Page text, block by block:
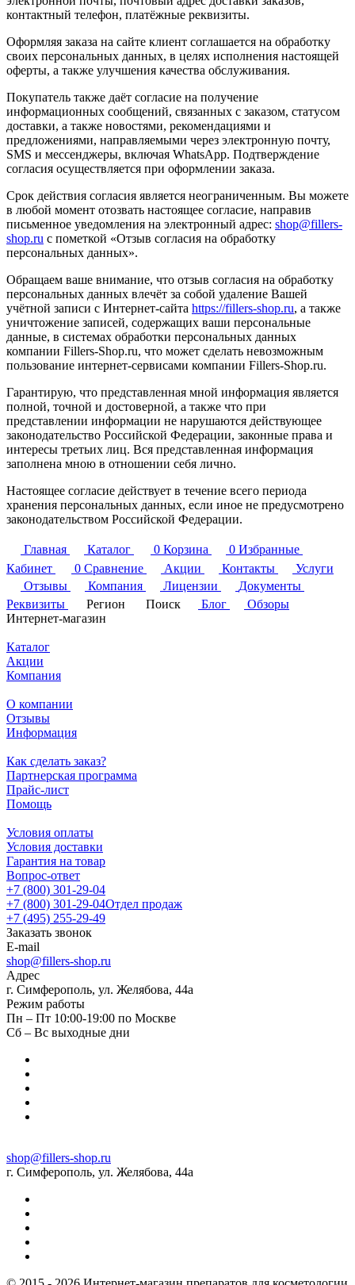
контактный телефон, платёжные реквизиты.
Оформляя заказа на сайте клиент соглашается на обработку
своих персональных данных, в целях исполнения настоящей
оферты, а также улучшения качества обслуживания.
Покупатель также даёт согласие на получение
информационных сообщений, связанных с заказом, статусом
доставки, а также новостями, рекомендациями и
предложениями, направляемыми через электронную почту,
SMS и мессенджеры, включая WhatsApp. Подтверждение
согласия осуществляется при оформлении заказа.
Срок действия согласия является неограниченным. Вы можете
в любой момент отозвать настоящее согласие, направив
письменное уведомления на электронный адрес: shop@fillers-
shop.ru с пометкой «Отзыв согласия на обработку
персональных данных».
Обращаем ваше внимание, что отзыв согласия на обработку
персональных данных влечёт за собой удаление Вашей
учётной записи с Интернет-сайта https://fillers-shop.ru, а также
уничтожение записей, содержащих ваши персональные
данные, в системах обработки персональных данных
компании Fillers-Shop.ru, что может сделать невозможным
пользование интернет-сервисами компании Fillers-Shop.ru.
Гарантирую, что представленная мной информация является
полной, точной и достоверной, а также что при
представлении информации не нарушаются действующее
законодательство Российской Федерации, законные права и
интересы третьих лиц. Вся представленная информация
заполнена мною в отношении себя лично.
Настоящее согласие действует в течение всего периода
хранения персональных данных, если иное не предусмотрено
законодательством Российской Федерации.
Главная Каталог 0 Корзина 0 Избранные
Кабинет
0 Сравнение Акции Контакты
Услуги
Отзывы
Компания Лицензии
Документы
Реквизиты
Регион Поиск Блог
Обзоры
Интернет-магазин
Каталог
Акции
Компания
О компании
Отзывы
Информация
Как сделать заказ?
Партнерская программа
Прайс-лист
Помощь
Условия оплаты
Условия доставки
Гарантия на товар
Вопрос-ответ
+7 (800) 301-29-04
+7 (800) 301-29-04Отдел продаж
+7 (495) 255-29-49
Заказать звонок
E-mail
shop@fillers-shop.ru
Адрес
г. Симферополь, ул. Желябова, 44а
Режим работы
Пн – Пт 10:00-19:00 по Москве
Сб – Вс выходные дни
shop@fillers-shop.ru
г. Симферополь, ул. Желябова, 44а